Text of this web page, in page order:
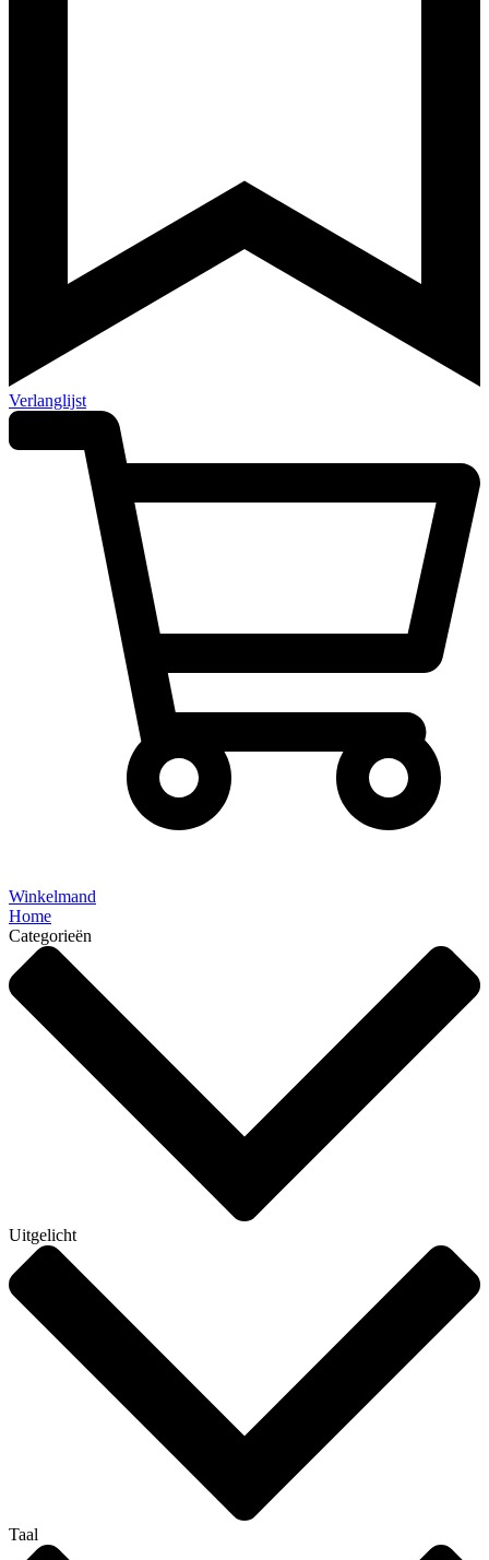
Verlanglijst
Winkelmand
Home
Categorieën
Uitgelicht
Taal